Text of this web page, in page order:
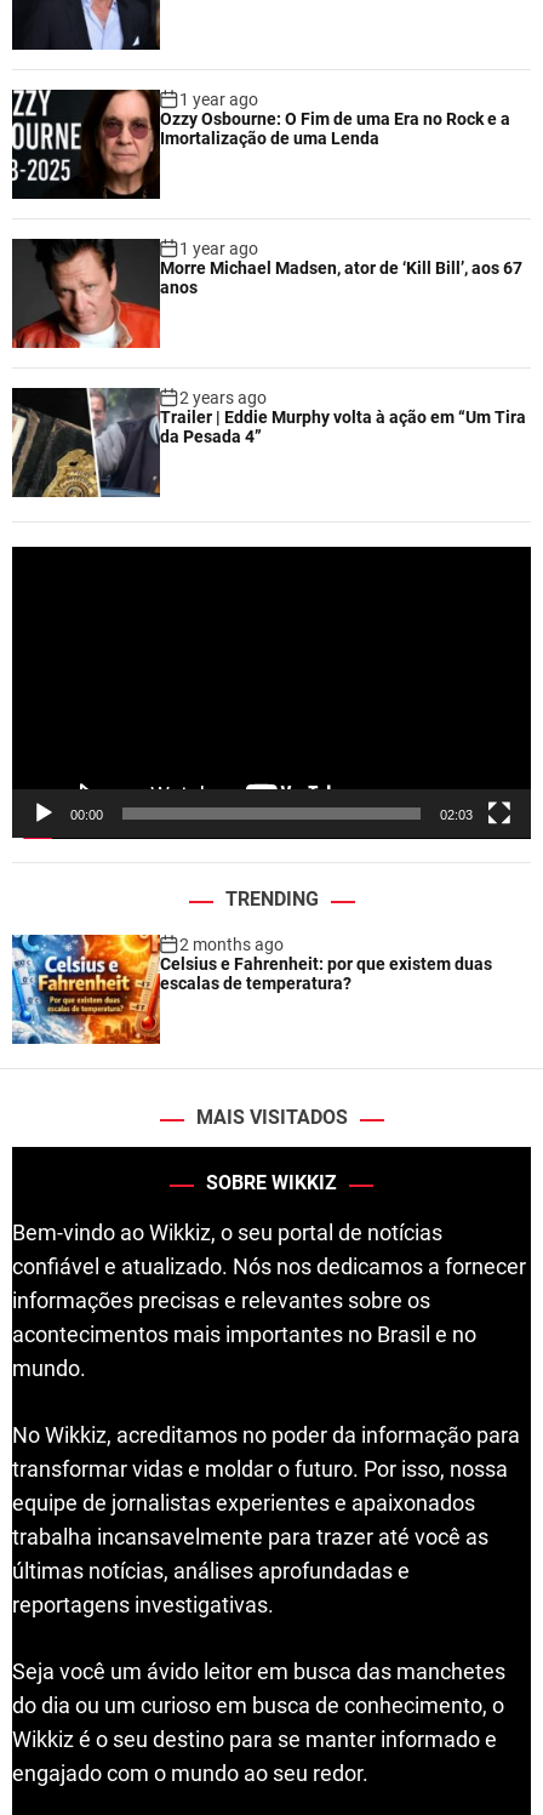
1 year ago
Ozzy Osbourne: O Fim de uma Era no Rock e a
Imortalização de uma Lenda
1 year ago
Morre Michael Madsen, ator de ‘Kill Bill’, aos 67
anos
2 years ago
Trailer | Eddie Murphy volta à ação em “Um Tira
da Pesada 4”
00:00 02:03
TRENDING
2 months ago
Celsius e Fahrenheit: por que existem duas
escalas de temperatura?
MAIS VISITADOS
SOBRE WIKKIZ
Bem-vindo ao Wikkiz, o seu portal de notícias
confiável e atualizado. Nós nos dedicamos a fornecer
informações precisas e relevantes sobre os
acontecimentos mais importantes no Brasil e no
mundo.
No Wikkiz, acreditamos no poder da informação para
transformar vidas e moldar o futuro. Por isso, nossa
equipe de jornalistas experientes e apaixonados
trabalha incansavelmente para trazer até você as
últimas notícias, análises aprofundadas e
reportagens investigativas.
Seja você um ávido leitor em busca das manchetes
do dia ou um curioso em busca de conhecimento, o
Wikkiz é o seu destino para se manter informado e
engajado com o mundo ao seu redor.